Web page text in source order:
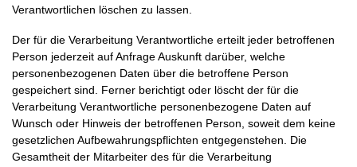
Verantwortlichen löschen zu lassen.
Der für die Verarbeitung Verantwortliche erteilt jeder betroffenen
Person jederzeit auf Anfrage Auskunft darüber, welche
personenbezogenen Daten über die betroffene Person
gespeichert sind. Ferner berichtigt oder löscht der für die
Verarbeitung Verantwortliche personenbezogene Daten auf
Wunsch oder Hinweis der betroffenen Person, soweit dem keine
gesetzlichen Aufbewahrungspflichten entgegenstehen. Die
Gesamtheit der Mitarbeiter des für die Verarbeitung